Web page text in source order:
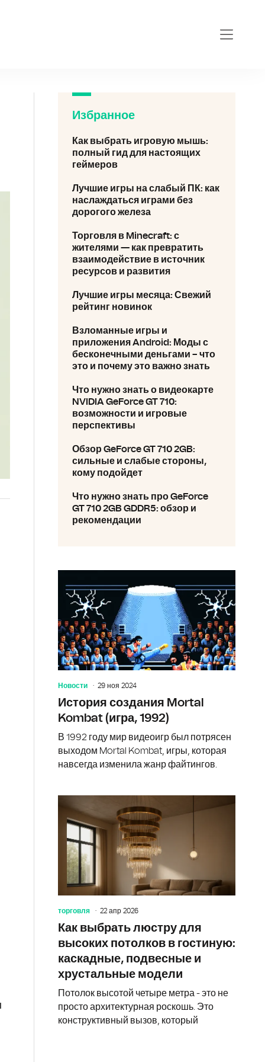
Избранное
Как выбрать игровую мышь:
полный гид для настоящих
геймеров
Лучшие игры на слабый ПК: как
наслаждаться играми без
дорогого железа
Торговля в Minecraft: с
жителями — как превратить
взаимодействие в источник
ресурсов и развития
Лучшие игры месяца: Свежий
рейтинг новинок
Взломанные игры и
приложения Android: Моды с
бесконечными деньгами – что
это и почему это важно знать
Что нужно знать о видеокарте
NVIDIA GeForce GT 710:
возможности и игровые
перспективы
Обзор GeForce GT 710 2GB:
сильные и слабые стороны,
кому подойдет
Что нужно знать про GeForce
GT 710 2GB GDDR5: обзор и
рекомендации
Новости 29 ноя 2024
История создания Mortal
Kombat (игра, 1992)
В 1992 году мир видеоигр был потрясен
выходом Mortal Kombat, игры, которая
навсегда изменила жанр файтингов.
торговля 22 апр 2026
Как выбрать люстру для
высоких потолков в гостиную:
каскадные, подвесные и
хрустальные модели
Потолок высотой четыре метра - это не
просто архитектурная роскошь. Это
конструктивный вызов, который